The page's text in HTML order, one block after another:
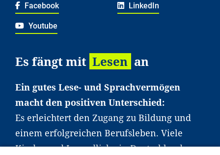
Facebook LinkedIn
Youtube
Es fängt mit Lesen an
Ein gutes Lese- und Sprachvermögen
macht den positiven Unterschied:
Es erleichtert den Zugang zu Bildung und
einem erfolgreichen Berufsleben. Viele
Kinder und Jugendliche in Deutschland